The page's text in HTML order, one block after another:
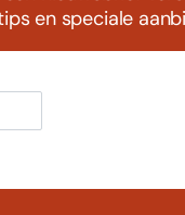
en speciale